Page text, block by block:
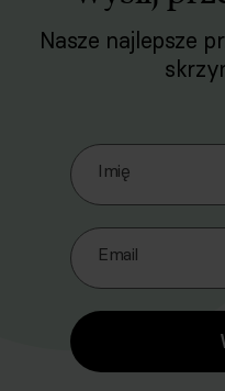
Nasze najlepsze
Zapisz się do
Imię
Email